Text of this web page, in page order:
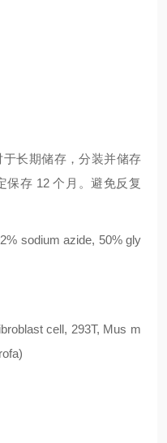
于长期储存，分装并储存
保存 12 个月。避免反复
sodium azide, 50% gly
cell, 293T, Mus m